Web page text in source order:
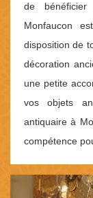
de bénéficier
Monfaucon
disposition de
décoration
une petite
vos objets
antiquaire à
compétence